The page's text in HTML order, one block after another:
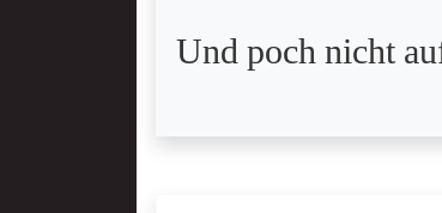
Und poch nicht